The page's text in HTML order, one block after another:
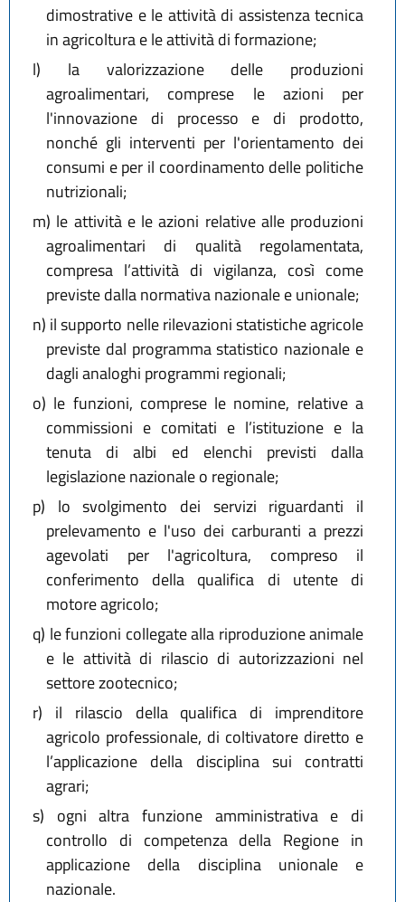
dimostrative e le attività di assistenza tecnica
in agricoltura e le attività di formazione;
l) la valorizzazione delle produzioni
agroalimentari, comprese le azioni per
l'innovazione di processo e di prodotto,
nonché gli interventi per l'orientamento dei
consumi e per il coordinamento delle politiche
nutrizionali;
m) le attività e le azioni relative alle produzioni
agroalimentari di qualità regolamentata,
compresa l’attività di vigilanza, così come
previste dalla normativa nazionale e unionale;
n) il supporto nelle rilevazioni statistiche agricole
previste dal programma statistico nazionale e
dagli analoghi programmi regionali;
o) le funzioni, comprese le nomine, relative a
commissioni e comitati e l’istituzione e la
tenuta di albi ed elenchi previsti dalla
legislazione nazionale o regionale;
p) lo svolgimento dei servizi riguardanti il
prelevamento e l'uso dei carburanti a prezzi
agevolati per l'agricoltura, compreso il
conferimento della qualifica di utente di
motore agricolo;
q) le funzioni collegate alla riproduzione animale
e le attività di rilascio di autorizzazioni nel
settore zootecnico;
r) il rilascio della qualifica di imprenditore
agricolo professionale, di coltivatore diretto e
l’applicazione della disciplina sui contratti
agrari;
s) ogni altra funzione amministrativa e di
controllo di competenza della Regione in
applicazione della disciplina unionale e
nazionale.